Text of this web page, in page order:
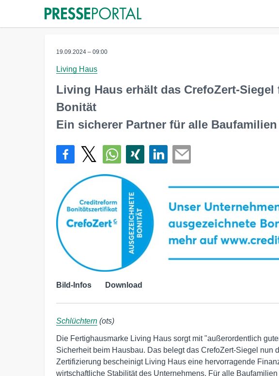
19.09.2024 – 09:00
Living Haus
Living Haus erhält das CrefoZert-
Bonität
Ein sicherer Partner für alle Baufamilien
Bild-Infos Download
Schlüchtern (ots)
Die Fertighausmarke Living Haus sorgt mit "außerordentlich
Sicherheit beim Hausbau. Das belegt das CrefoZert-Siegel nun
Zertifizierung bescheinigt Living Haus eine hervorragende
wirtschaftliche Stabilität des Unternehmens. Für alle